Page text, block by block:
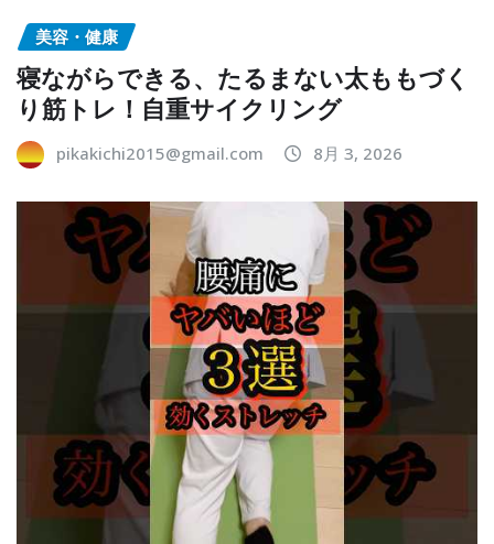
美容・健康
寝ながらできる、たるまない太ももづく
り筋トレ！自重サイクリング
pikakichi2015@gmail.com 8月 3, 2026